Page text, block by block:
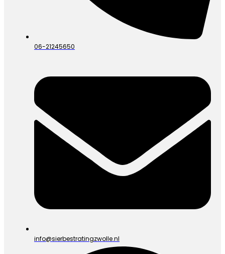
06-21245650
info@sierbestratingzwolle.nl